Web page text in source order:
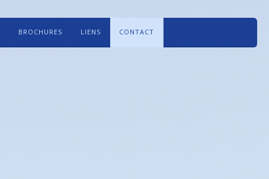
BROCHURES LIENS CONTACT